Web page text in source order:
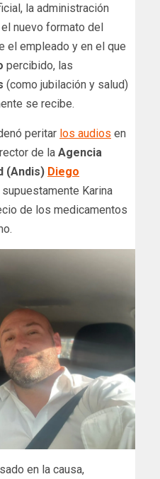
la administración
nuevo formato del
el empleado y en el que
percibido, las
(como jubilación y salud)
se recibe.
peritar los audios en
de la Agencia
(Andis) Diego
Karina
de los medicamentos
en la causa,